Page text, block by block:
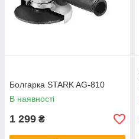
Болгарка STARK AG-810
В наявності
1 299 ₴